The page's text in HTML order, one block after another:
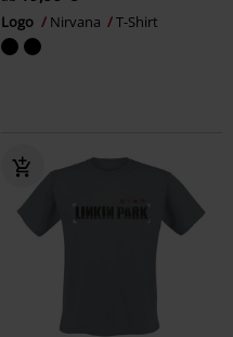
Logo Nirvana T-Shirt